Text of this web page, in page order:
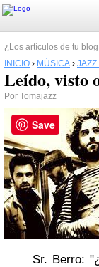
¿Los artículos de tu
INICIO › MÚSICA › JAZZ
Leído, visto
Por Tomajazz
Sr. Berro:
Save